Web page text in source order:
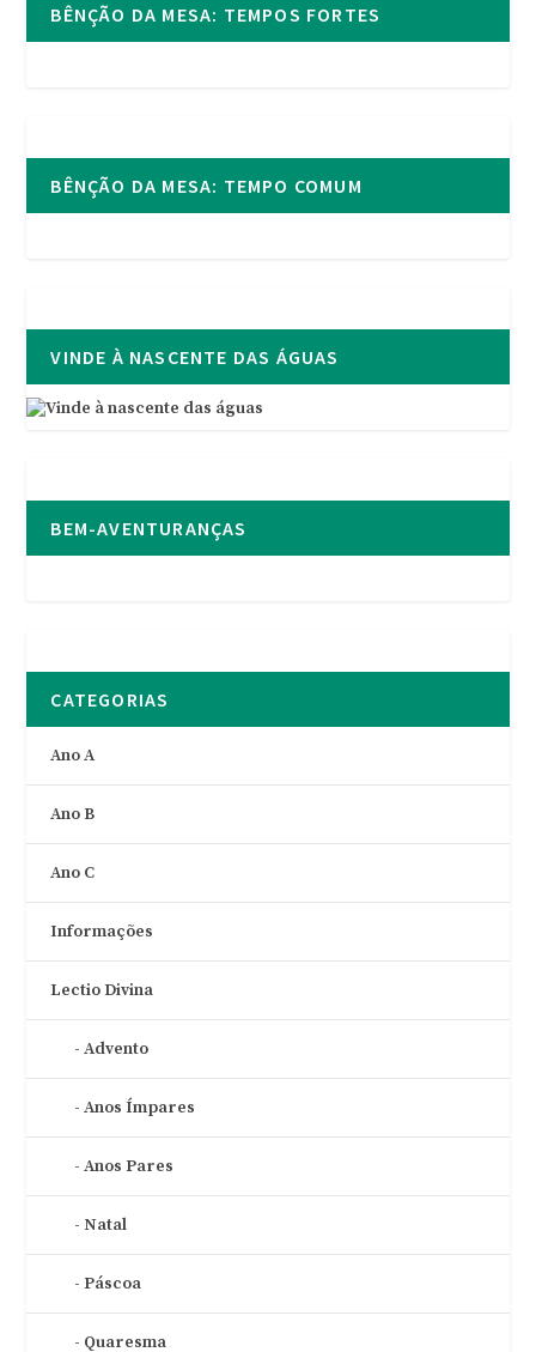
BÊNÇÃO DA MESA: TEMPOS FORTES
BÊNÇÃO DA MESA: TEMPO COMUM
VINDE À NASCENTE DAS ÁGUAS
BEM-AVENTURANÇAS
CATEGORIAS
Ano A
Ano B
Ano C
Informações
Lectio Divina
Advento
Anos Ímpares
Anos Pares
Natal
Páscoa
Quaresma